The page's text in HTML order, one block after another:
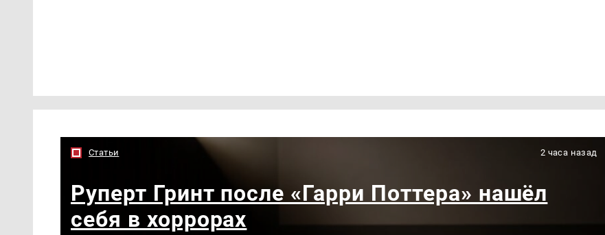
Статьи 2 часа назад
Руперт Гринт после «Гарри Поттера» нашёл
себя в хоррорах